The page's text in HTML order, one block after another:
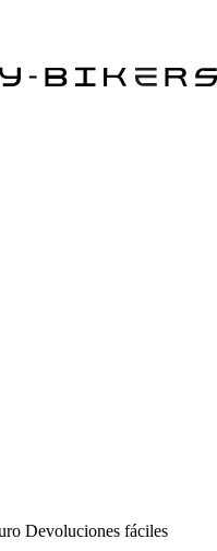
Devoluciones fáciles